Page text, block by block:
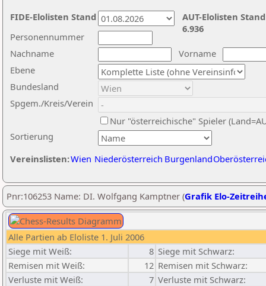
Nachname
Vorname
Ebene
Sortierung
Personennummer
Bundesland
Spgem./Kreis/Verein
Nur "österreichische" Spieler
Vereinslisten:Wien Niederösterreich Burgenland
AUT-Elolisten
6.936
FIDE-Elolisten Stand
Pnr:106253 Name: DI. Wolfgang Kamptner (Grafik Elo-
Alle Partien ab Eloliste 1. Juli 2006
Siege mit Weiß:
8 Siege mit Schwarz:
Remisen mit Weiß:
12 Remisen mit Schwarz:
Verluste mit Weiß:
7 Verluste mit Schwarz: